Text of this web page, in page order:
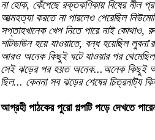
না হোক, কেঁপেছে রক্তকণিকায় বিষের নীল
আত্মহত্যা করতে না পারলেও পেরেছিল
সপ্তাহখানেক খেপ নিতে পারে নাই কোথাও,
শাটডাউন হয়ে যাওয়াতে, বন্ধ হয়েছিল লুবনা'র
আরও অনেক কিছুই ঘটে যাওয়ার পর থেমেছিল
সেই ঝড়ের পর হয়ত অনেক...অনেক কিছুই
ছিল... কেননা সব ঝড়ের শেষের চিত্রনাট্য
আগ্রহী পাঠকের পুরো গল্পটি পড়ে দেখতে